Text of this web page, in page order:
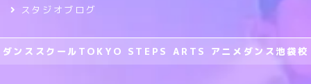
スタジオブログ
ダンススクールTOKYO STEPS ARTS アニメダンス池袋校